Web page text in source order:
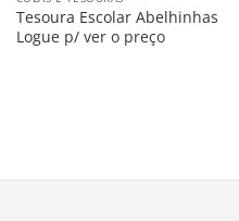
Tesoura Escolar Abelhinhas
Logue p/ ver o preço